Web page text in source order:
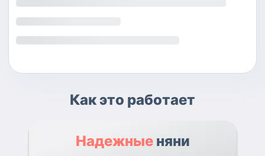
Как это работает
Надежные няни